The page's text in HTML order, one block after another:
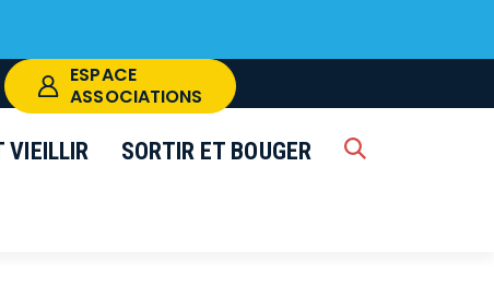
ESPACE
ASSOCIATIONS
VIEILLIR SORTIR ET BOUGER RECHERCHE